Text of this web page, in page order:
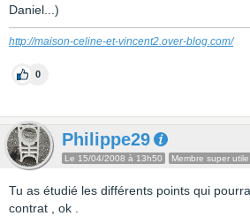
Daniel...)
http://maison-celine-et-vincent2.over-blog.com/
0
Philippe29
Le 15/04/2008 à 13h50 Membre super utile
Tu as étudié les différents points qui
contrat , ok .